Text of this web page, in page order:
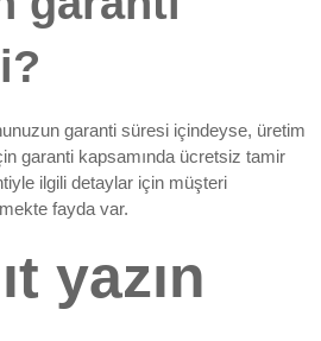
garanti süresi içindeyse, üretim
garanti kapsamında ücretsiz tamir
ilgili detaylar için müşteri
fayda var.
yazın